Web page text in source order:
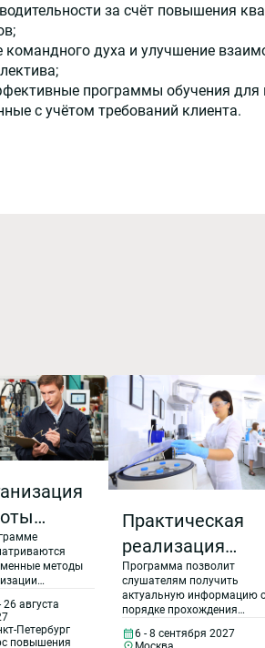
за счёт повышения
командного духа и улучшение
программы обучения для
с учётом требований клиента.
методы
качества,
на
26 августа
Петербург
повышения
Практическая
реализация
требований
Критериев
аккредитации и
Программа позволит
слушателям получить
актуальную информацию
порядке прохождения
(расширения области
6 - 8 сентября 2027